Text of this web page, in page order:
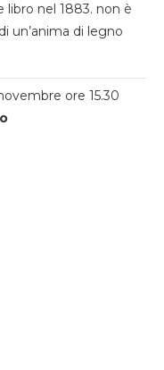
libro nel 1883. non è
un’anima di legno
ore 15.30